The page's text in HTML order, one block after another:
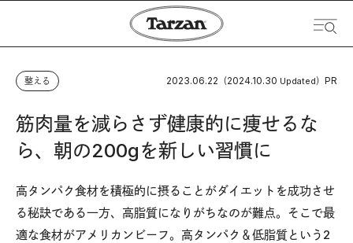
整える 2023.06.22 （2024.10.30 Updated） PR
筋肉量を減らさず健康的に痩せるな
ら、朝の200gを新しい習慣に
高タンパク食材を積極的に摂ることがダイエットを成功させ
る秘訣である一方、高脂質になりがちなのが難点。そこで最
適な食材がアメリカンビーフ。高タンパク＆低脂質という2